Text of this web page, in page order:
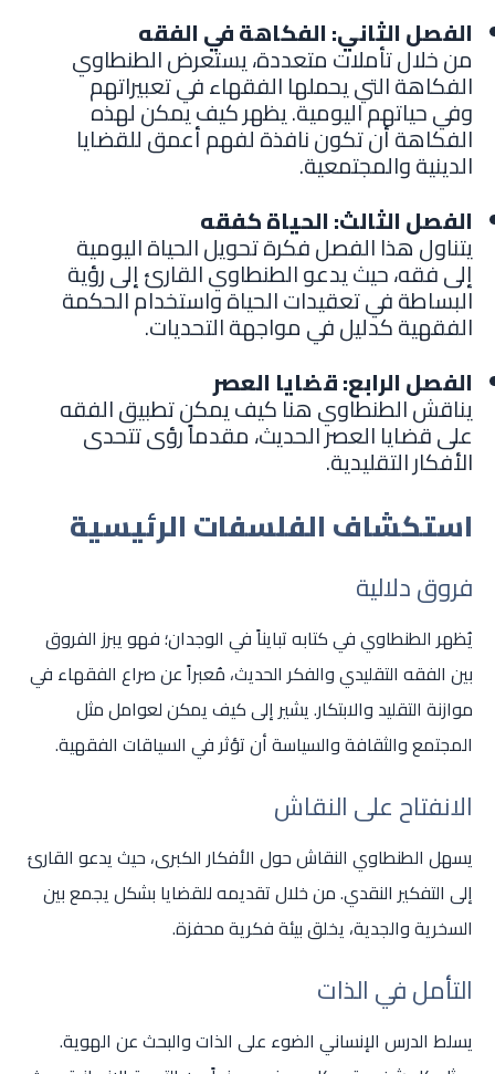
الفصل الثاني: الفكاهة في الفقه
من خلال تأملات متعددة، يستعرض الطنطاوي
الفكاهة التي يحملها الفقهاء في تعبيراتهم
وفي حياتهم اليومية. يظهر كيف يمكن لهذه
الفكاهة أن تكون نافذة لفهم أعمق للقضايا
الدينية والمجتمعية.
الفصل الثالث: الحياة كفقه
يتناول هذا الفصل فكرة تحويل الحياة اليومية
إلى فقه، حيث يدعو الطنطاوي القارئ إلى رؤية
البساطة في تعقيدات الحياة واستخدام الحكمة
الفقهية كدليل في مواجهة التحديات.
الفصل الرابع: قضايا العصر
يناقش الطنطاوي هنا كيف يمكن تطبيق الفقه
على قضايا العصر الحديث، مقدماً رؤى تتحدى
الأفكار التقليدية.
استكشاف الفلسفات الرئيسية
فروق دلالية
يُظهر الطنطاوي في كتابه تبايناً في الوجدان؛ فهو يبرز الفروق
بين الفقه التقليدي والفكر الحديث، مُعبراً عن صراع الفقهاء في
موازنة التقليد والابتكار. يشير إلى كيف يمكن لعوامل مثل
المجتمع والثقافة والسياسة أن تؤثر في السياقات الفقهية.
الانفتاح على النقاش
يسهل الطنطاوي النقاش حول الأفكار الكبرى، حيث يدعو القارئ
إلى التفكير النقدي. من خلال تقديمه للقضايا بشكل يجمع بين
السخرية والجدية، يخلق بيئة فكرية محفزة.
التأمل في الذات
يسلط الدرس الإنساني الضوء على الذات والبحث عن الهوية.